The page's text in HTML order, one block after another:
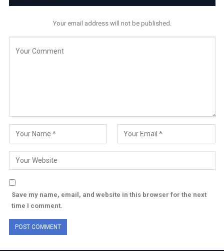
Your email address will not be published.
Save my name, email, and website in this browser for the next
time I comment.